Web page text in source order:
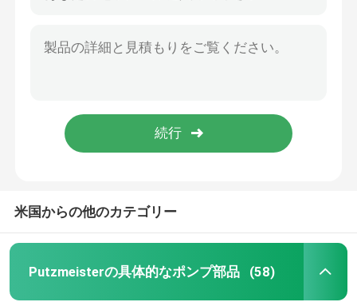
米国からの他のカテゴリー
Putzmeisterの具体的なポンプ部品 (58)